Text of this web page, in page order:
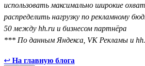
использовать максимально широкие
распределить нагрузку по рекламному
50 между hh.ru и бизнесом партнёра
*** По данным Яндекса, VK Рекламы и
↩ На главную блога